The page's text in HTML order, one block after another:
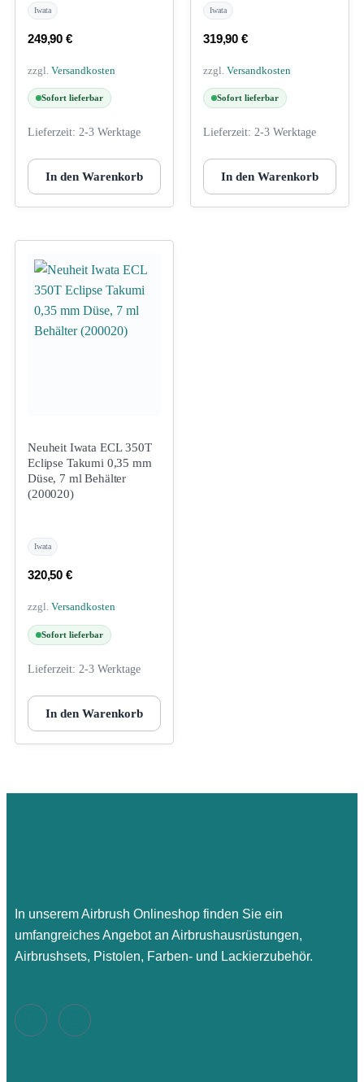
Iwata
249,90 €
zzgl. Versandkosten
Sofort lieferbar
Lieferzeit: 2-3 Werktage
In den Warenkorb
Iwata
319,90 €
zzgl. Versandkosten
Sofort lieferbar
Lieferzeit: 2-3 Werktage
In den Warenkorb
Neuheit Iwata ECL 350T
Eclipse Takumi 0,35 mm
Düse, 7 ml Behälter
(200020)
Iwata
320,50 €
zzgl. Versandkosten
Sofort lieferbar
Lieferzeit: 2-3 Werktage
In den Warenkorb
In unserem Airbrush Onlineshop finden Sie ein
umfangreiches Angebot an Airbrushausrüstungen,
Airbrushsets, Pistolen, Farben- und Lackierzubehör.